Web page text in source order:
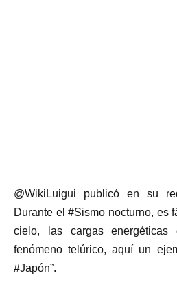
@WikiLuigui publicó en su
Durante el #Sismo nocturno, es
cielo, las cargas
fenómeno telúrico, aquí un
#Japón”.